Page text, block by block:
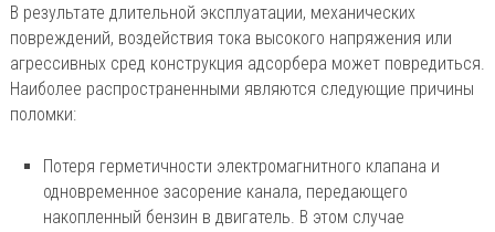
В результате длительной эксплуатации, механических
повреждений, воздействия тока высокого напряжения или
агрессивных сред конструкция адсорбера может повредиться.
Наиболее распространенными являются следующие причины
поломки:
Потеря герметичности электромагнитного клапана и
одновременное засорение канала, передающего
накопленный бензин в двигатель. В этом случае